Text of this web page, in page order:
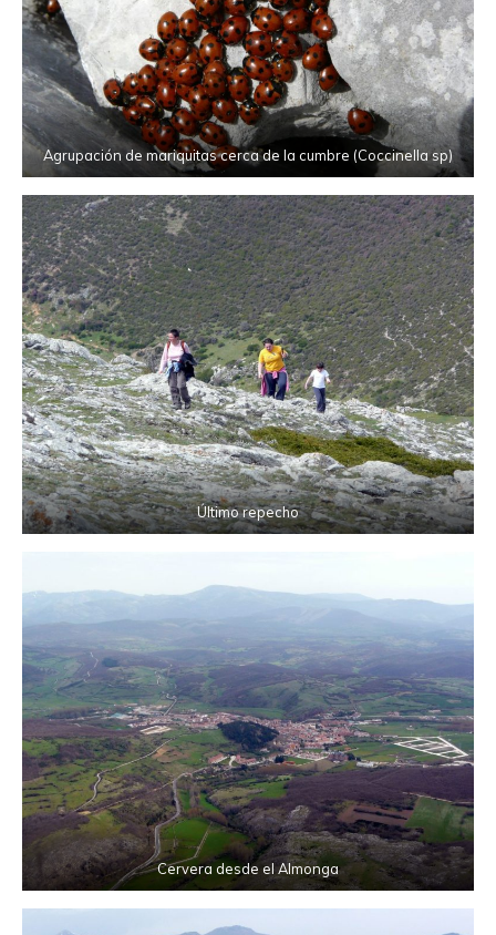
Agrupación de mariquitas cerca de la cumbre (Coccinella sp)
Último repecho
Cervera desde el Almonga